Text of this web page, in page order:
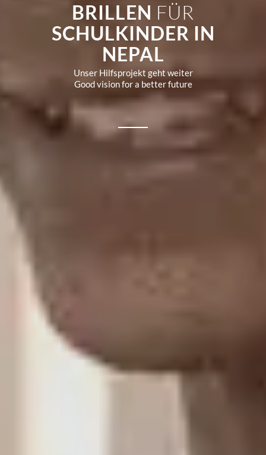
BRILLEN FÜR
SCHULKINDER IN
NEPAL
Unser Hilfsprojekt geht weiter
Good vision for a better future